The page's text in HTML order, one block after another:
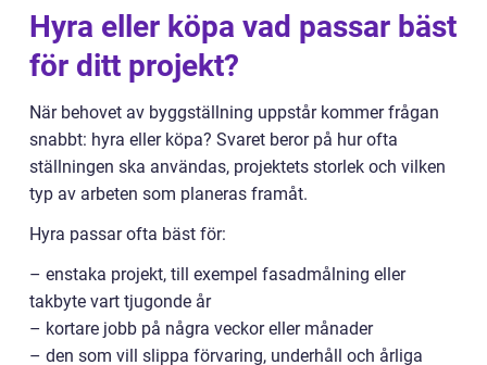
Hyra eller köpa vad passar bäst
för ditt projekt?
När behovet av byggställning uppstår kommer frågan
snabbt: hyra eller köpa? Svaret beror på hur ofta
ställningen ska användas, projektets storlek och vilken
typ av arbeten som planeras framåt.
Hyra passar ofta bäst för:
– enstaka projekt, till exempel fasadmålning eller
takbyte vart tjugonde år
– kortare jobb på några veckor eller månader
– den som vill slippa förvaring, underhåll och årliga